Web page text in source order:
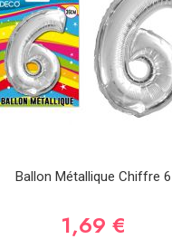
Ballon Métallique Chiffre 6
1,69 €